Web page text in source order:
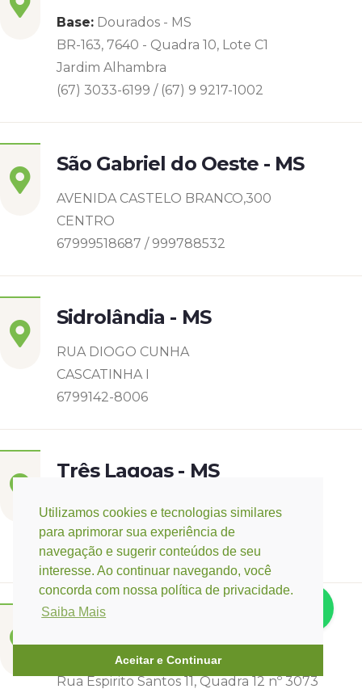
Utilizamos cookies e tecnologias similares
para aprimorar sua experiência de
navegação e sugerir conteúdos de seu
interesse. Ao continuar navegando, você
concorda com nossa política de privacidade.
Saiba Mais
Aceitar e Continuar
Base: Dourados - MS
BR-163, 7640 - Quadra 10, Lote C1
Jardim Alhambra
(67) 3033-6199 / (67) 9 9217-1002
São Gabriel do Oeste - MS
AVENIDA CASTELO BRANCO,300
CENTRO
67999518687 / 999788532
Sidrolândia - MS
RUA DIOGO CUNHA
CASCATINHA I
6799142-8006
Três Lagoas - MS
Rua Eurídice Chagas Cruz, 2675
Centro
(67) 9 9249-5406
Campo Verde - MT
Rondonópolis - MT
Rua Espirito Santos 11, Quadra 12 nº 3073